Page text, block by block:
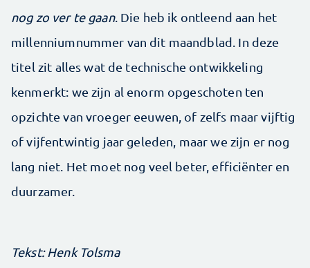
nog zo ver te gaan. Die heb ik ontleend aan het
millenniumnummer van dit maandblad. In deze
titel zit alles wat de technische ontwikkeling
kenmerkt: we zijn al enorm opgeschoten ten
opzichte van vroeger eeuwen, of zelfs maar vijftig
of vijfentwintig jaar geleden, maar we zijn er nog
lang niet. Het moet nog veel beter, efficiënter en
duurzamer.
Tekst: Henk Tolsma